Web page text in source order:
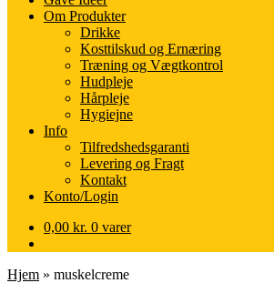
Om Produkter
Drikke
Kosttilskud og Ernæring
Træning og Vægtkontrol
Hudpleje
Hårpleje
Hygiejne
Info
Tilfredshedsgaranti
Levering og Fragt
Kontakt
Konto/Login
0,00 kr. 0 varer
Hjem » muskelcreme